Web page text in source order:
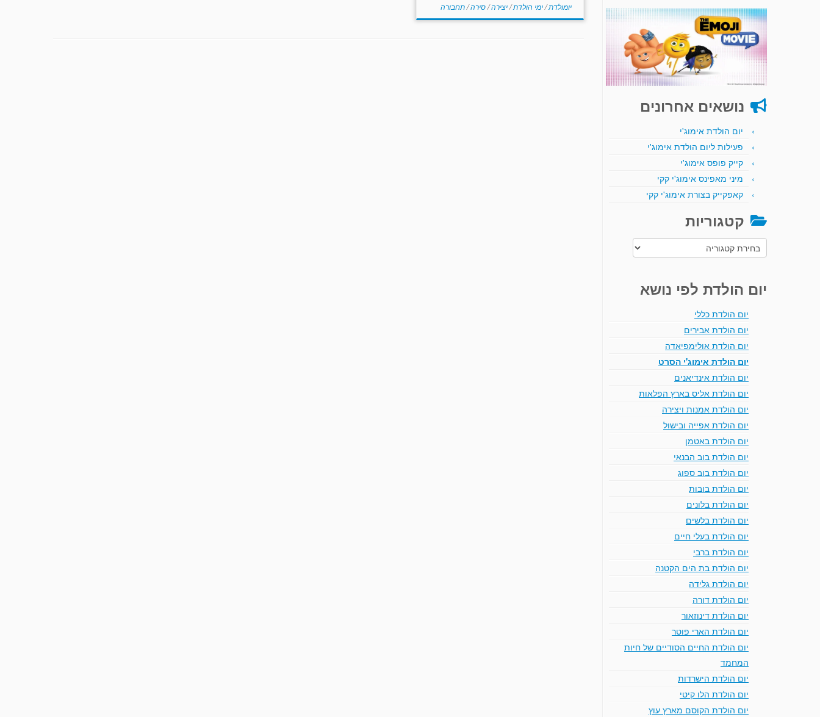
נושאים אחרונים
יום הולדת אימוג'י
פעילות ליום הולדת אימוג'י
קייק פופס אימוג'י
מיני מאפינס אימוג'י קקי
קאפקייק בצורת אימוג'י קקי
קטגוריות
קטגוריות
יום הולדת לפי נושא
יום הולדת כללי
יום הולדת אבירים
יום הולדת אולימפיאדה
יום הולדת אימוג'י הסרט
יום הולדת אינדיאנים
יום הולדת אליס בארץ הפלאות
יום הולדת אמנות ויצירה
יום הולדת אפייה ובישול
יום הולדת באטמן
יום הולדת בוב הבנאי
יום הולדת בוב ספוג
יום הולדת בובות
יום הולדת בלונים
יום הולדת בלשים
יום הולדת בעלי חיים
יום הולדת ברבי
יום הולדת בת הים הקטנה
יום הולדת גלידה
יום הולדת דורה
יום הולדת דינוזאור
יום הולדת הארי פוטר
יום הולדת החיים הסודיים של חיות
המחמד
יום הולדת הישרדות
יום הולדת הלו קיטי
יום הולדת הקוסם מארץ עוץ
יומולדת/ימי הולדת/יצירה/סירה/תחבורה